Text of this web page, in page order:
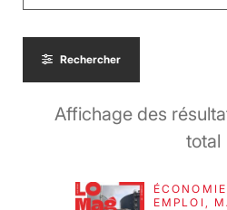
Rechercher
Affichage des
total
EMPLOI,